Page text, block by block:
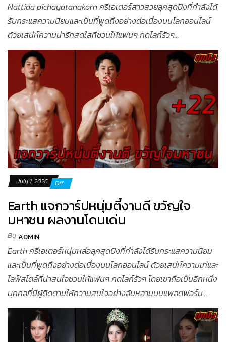
Nattida pichayatanakorn ครีเอเตอร์สาวสวยลุคสุดปังที่กำลังได้
รับกระแสความนิยมและเป็นที่พูดถึงอย่างต่อเนื่องบนโลกออนไลน์
ด้วยเสน่ห์ความน่ารักสดใสที่ชวนให้แฟนๆ กดไลก์รัวๆ...
July 1, 2026 Off
Earth แจกวาร์ปหนุ่มตี๋งานดี ขวัญใจ
มหาชน ผลงานโดนเด่น
ByADMIN
Earth ครีเอเตอร์หนุ่มหล่อลุคสุดปังที่กำลังได้รับกระแสความนิยม
และเป็นที่พูดถึงอย่างต่อเนื่องบนโลกออนไลน์ ด้วยเสน่ห์ความเท่และ
ไลฟ์สไตล์ที่น่าสนใจชวนให้แฟนๆ กดไลก์รัวๆ โดยเขาถือเป็นอีกหนึ่ง
บุคคลที่มีผู้ติดตามให้ความสนใจอย่างล้นหลามบนแพลตฟอร์ม...